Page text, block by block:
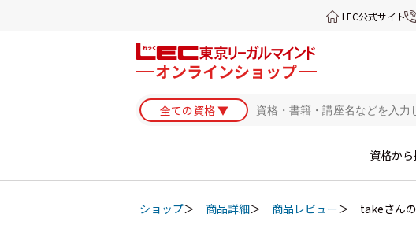
LEC公式サイト
資格か
ショップ 商品詳細 商品レビュー takeさん